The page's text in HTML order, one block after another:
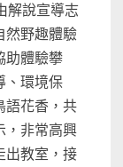
解說宣導志
然野趣體驗
助體驗攀
、環境保
語花香，共
，非常高興
出教室，接